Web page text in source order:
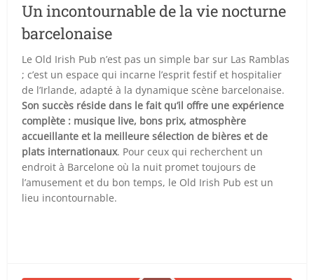
Un incontournable de la vie nocturne
barcelonaise
Le Old Irish Pub n’est pas un simple bar sur Las Ramblas
; c’est un espace qui incarne l’esprit festif et hospitalier
de l’Irlande, adapté à la dynamique scène barcelonaise.
Son succès réside dans le fait qu’il offre une expérience
complète : musique live, bons prix, atmosphère
accueillante et la meilleure sélection de bières et de
plats internationaux. Pour ceux qui recherchent un
endroit à Barcelone où la nuit promet toujours de
l’amusement et du bon temps, le Old Irish Pub est un
lieu incontournable.